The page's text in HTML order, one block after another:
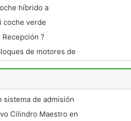
Davidson
híbrido a
coche verde
?
de motores de
sistema de admisión
Cilindro Maestro en